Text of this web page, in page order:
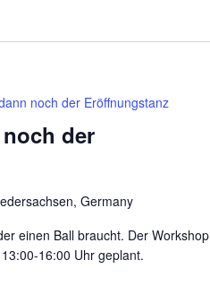
der
noch der Eröffnungstanz
Germany
einen Ball braucht. Der Workshop
16:00 Uhr geplant.